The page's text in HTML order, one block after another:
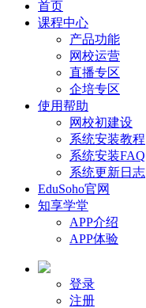
首页
课程中心
产品功能
网校运营
直播专区
企培专区
使用帮助
网校初建设
系统安装教程
系统安装FAQ
系统更新日志
EduSoho官网
知享学堂
APP介绍
APP体验
登录
注册